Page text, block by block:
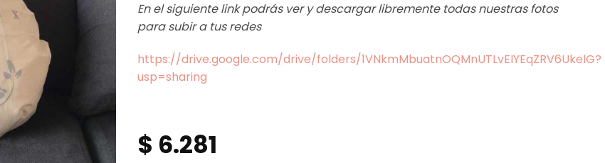
En el siguiente link podrás ver y descargar libremente todas nuestras fotos
para subir a tus redes
https://drive.google.com/drive/folders/1VNkmMbuatnOQMnUTLvEIYEqZRV6UkelG?
usp=sharing
$ 6.281